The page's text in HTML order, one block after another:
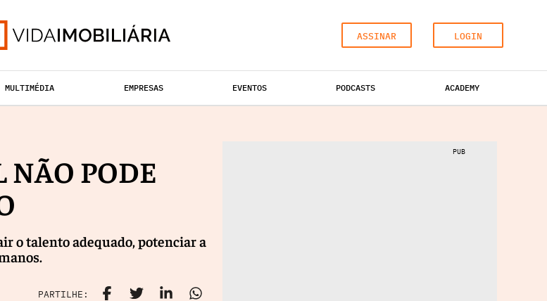
ASSINAR LOGIN
MULTIMÉDIA EMPRESAS EVENTOS PODCASTS ACADEMY
NÃO PODE
o talento adequado, potenciar a
PARTILHE:
PUB